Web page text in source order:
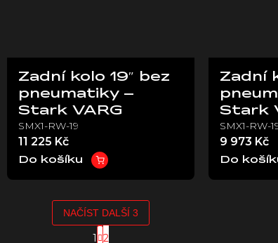
Zadní kolo 19″ bez
pneumatiky –
Stark VARG
SMX1-RW-19
11 225 Kč
Do košíku
Zadní
Stark
SMX1-RW-
9 973 Kč
Do
NAČÍST DALŠÍ 3
S
1 2